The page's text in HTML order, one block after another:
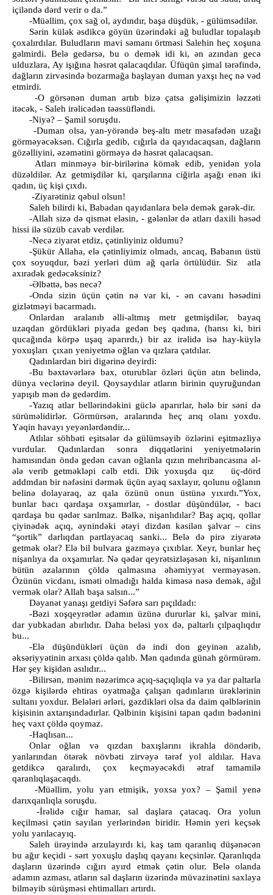
içiləndə dərd verir o da.”
-Müəllim, çox sağ ol, aydındır, başa düşdük, - gülümsədilər.
Sərin külək əsdikcə göyün üzərindəki ağ buludlar topalaşıb
çoxalırdılar. Buludların mavi səmanı örtməsi Salehin heç xoşuna
gəlmirdi. Belə gedərsə, bu o demək idi ki, ən azından gecə
ulduzlara, Ay işığına həsrət qalacaqdılar. Üfüqün şimal tərəfində,
dağların zirvəsində bozarmağa başlayan duman yaxşı heç nə vəd
etmirdi.
-O görsənən duman artıb bizə çatsa gəlişimizin ləzzəti
itəcək, - Saleh irəlicədən təəssüfləndi.
-Niyə? – Şamil soruşdu.
-Duman olsa, yan-yörəndə beş-altı metr məsafədən uzağı
görməyəcəksən. Cığırla gedib, cığırla da qayıdacaqsan, dağların
gözəlliyini, əzəmətini görməyə də həsrət qalacaqsan.
Atları minməyə bir-birilərinə kömək edib, yenidən yola
düzəldilər. Az getmişdilər ki, qarşılarına ciğirla aşağı enən iki
qadın, üç kişi çıxdı.
-Ziyarətiniz qəbul olsun!
Saleh bilirdi ki, Babadan qayıdanlara belə demək gərək-dir.
-Allah sizə də qismət eləsin, - gələnlər də atları daxili həsəd
hissi ilə süzüb cavab verdilər.
-Necə ziyarət etdiz, çətinliyiniz oldumu?
-Şükür Allaha, elə çətinliyimiz olmadı, ancaq, Babanın üstü
çox soyuqdur, bəzi yerləri düm ağ qarla örtülüdür. Siz atla
axıradək gedəcəksiniz?
-Əlbəttə, bəs necə?
-Onda sizin üçün çətin nə var ki, - ən cavanı həsədini
gizlətməyi bacarmadı.
Onlardan aralanıb əlli-altmış metr getmişdilər, bayaq
uzaqdan gördükləri piyada gedən beş qadına, (hansı ki, biri
qucağında körpə uşaq aparırdı,) bir az irəlidə isə hay-küylə
yoxuşları çıxan yeniyetmə oğlan və qızlara çatdılar.
Qadınlardan biri digərinə deyirdi:
-Bu bəxtəvərlərə bax, oturublar özləri üçün atın belində,
dünya veclərinə deyil. Qoysaydılar atların birinin quyruğundan
yapışıb mən də gedərdim.
-Yazıq atlar bellərindəkini güclə aparırlar, hələ bir səni də
sürüməlidirlər. Görmürsən, aralarında heç arıq olanı yoxdu.
Yəqin havayı yeyənlərdəndir...
Atlılar söhbəti eşitsələr də gülümsəyib özlərini eşitməzliyə
vurdular. Qadınlardan sonra diqqətlərini yeniyetmələrin
hamısından öndə gedən cavan oğlanla qızın mehribancasına əl-
ələ verib getməkləpi cəlb etdi. Dik yoxuşda qız üç-dörd
addmdan bir nəfəsini dərmək üçün ayaq saxlayır, qolunu oğlanın
belinə dolayaraq, az qala özünü onun üstünə yıxırdı.”Yox,
bunlar bacı qardaşa oxşamırlar, - dostlar düşündülər, - bacı
qardaşa bu qədər sarılmaz. Bəlkə, nişanlıdılar? Baş açıq, qollar
çiyinədək açıq, əynindəki ətəyi dizdən kəsilən şalvar – cins
“şortik” darlıqdan partlayacaq sanki... Belə də pirə ziyarətə
getmək olar? Elə bil bulvara gəzməyə çıxıblar. Xeyr, bunlar heç
nişanlıya da oxşamırlar. Nə qədər qeyrətsizləşəsən ki, nişanlının
bütün əzalarının çöldə qalmasına əhəmiyyət verməyəsən.
Özünün vicdanı, isməti olmadığı halda kiməsə nəsə demək, ağıl
vermək olar? Allah başa salsın...”
Dəyanət yanaşı getdiyi Səfərə sarı pıçıldadı:
-Bəzi xoşqeyrətlər adamın üzünə dururlar ki, şalvar mini,
dar yubkadan abırlıdır. Daha beləsi yox də, paltarlı çılpaqlıqdır
bu...
-Elə düşündükləri üçün də indi don geyinən azalıb,
əksəriyyətinin arxası çöldə qalıb. Mən qadında günah görmürəm.
Hər şey kişidən asılıdır...
-Bilirsən, mənim nəzərimcə açıq-saçıqlıqla və ya dar paltarla
özgə kişilərdə ehtiras oyatmağa çalışan qadınların ürəklərinin
sultanı yoxdur. Belələri ərləri, gəzdikləri olsa da daim qəlblərinin
kişisinin axtarışındadırlar. Qəlbinin kişisini tapan qadın bədənini
heç vaxt çöldə qoymaz.
-Haqlısan...
Onlar oğlan və qızdan baxışlarını ikrahla döndərib,
yanlarından ötərək növbəti zirvəyə tərəf yol aldılar. Hava
getdikcə qaralırdı, çox keçməyəcəkdi ətraf tamamilə
qaranlıqlaşacaqdı.
-Müəllim, yolu yarı etmişik, yoxsa yox? – Şamil yenə
darıxqanlıqla soruşdu.
-İrəlidə cığır hamar, sal daşlara çatacaq. Ora yolun
keçilməsi çətin sayılan yerlərindən biridir. Həmin yeri keçsək
yolu yarılacayıq.
Saleh ürəyində arzulayırdı ki, kaş tam qaranlıq düşənəcən
bu ağır keçidi - sərt yoxuşlu daşlıq qayanı keçsinlər. Qaranlıqda
daşların üzərində cığırı ayırd etmək çətin olur. Belə olanda
adamın azması, atların sal daşların üzərində müvazinətini saxlaya
bilməyib sürüşməsi ehtimalları artırdı.